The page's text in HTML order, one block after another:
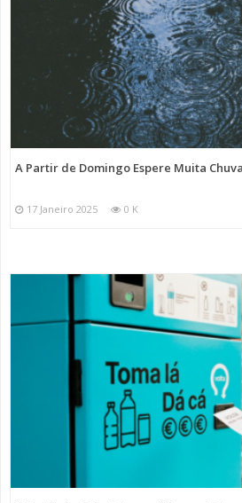
A Partir de Domingo Espere Muita
17 Janeiro 2025 0 K